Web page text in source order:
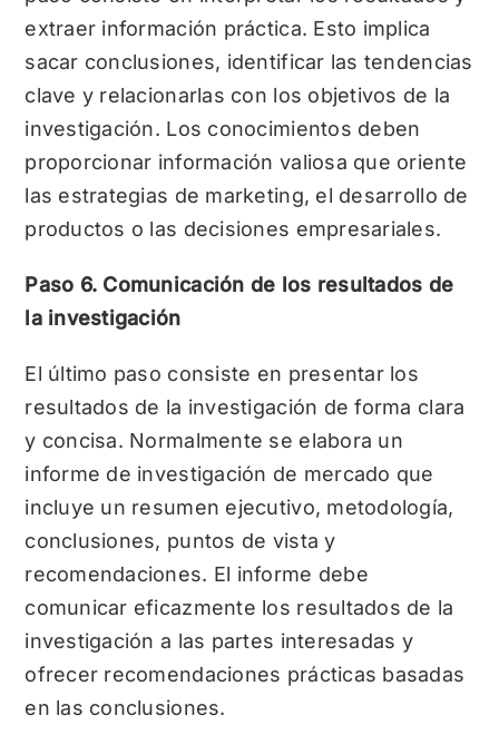
extraer información práctica. Esto implica
sacar conclusiones, identificar las tendencias
clave y relacionarlas con los objetivos de la
investigación. Los conocimientos deben
proporcionar información valiosa que oriente
las estrategias de marketing, el desarrollo de
productos o las decisiones empresariales.
Paso 6. Comunicación de los resultados de
la investigación
El último paso consiste en presentar los
resultados de la investigación de forma clara
y concisa. Normalmente se elabora un
informe de investigación de mercado que
incluye un resumen ejecutivo, metodología,
conclusiones, puntos de vista y
recomendaciones. El informe debe
comunicar eficazmente los resultados de la
investigación a las partes interesadas y
ofrecer recomendaciones prácticas basadas
en las conclusiones.